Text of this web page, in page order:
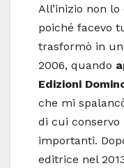
All’inizio non
poiché facevo
trasformò in
2006, quando
Edizioni
che mi
di cui conservo
importanti.
editrice nel